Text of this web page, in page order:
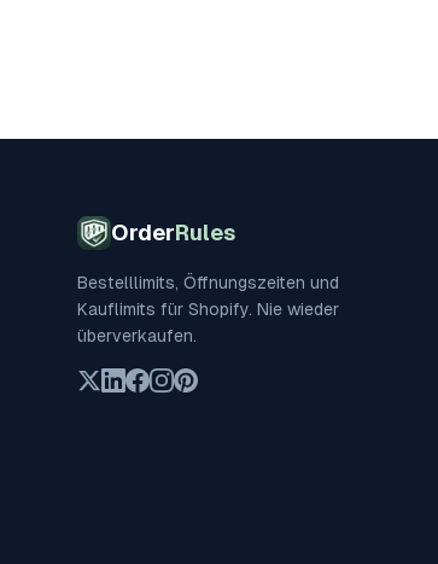
OrderRules
Bestelllimits, Öffnungszeiten und
Kauflimits für Shopify. Nie wieder
überverkaufen.